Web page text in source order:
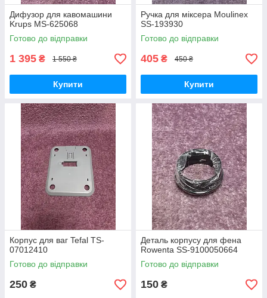
Дифузор для кавомашини
Krups MS-625068
Готово до відправки
1 395 ₴ 1 550 ₴
Купити
Ручка для міксера Moulinex
SS-193930
Готово до відправки
405 ₴ 450 ₴
Купити
Корпус для ваг Tefal TS-
07012410
Готово до відправки
250 ₴
Деталь корпусу для фена
Rowenta SS-9100050664
Готово до відправки
150 ₴